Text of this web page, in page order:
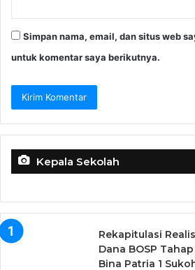
Simpan nama, email, dan situs web
untuk komentar saya berikutnya.
Kepala Sekolah
Rekapitulasi
Dana BOSP
Bina Patria 1